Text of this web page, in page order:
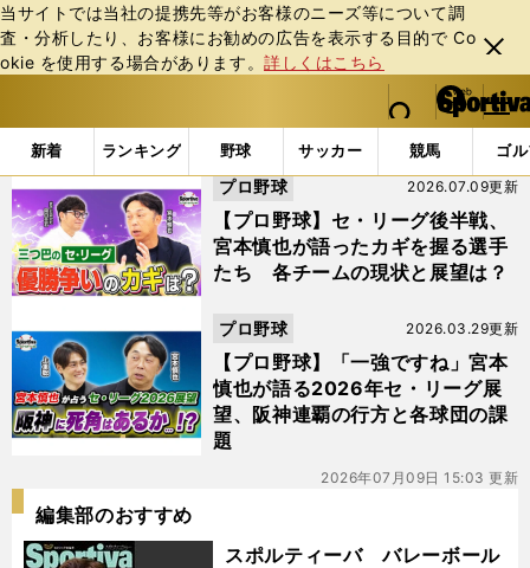
当サイトでは当社の提携先等がお客様のニーズ等について調
査・分析したり、お客様にお勧めの広告を表⽰する⽬的で Co
okie を使⽤する場合があります。詳しくはこちら
閉じ
る
web Sportiva (webスポルティーバ)
検索
マイペ
ー
ジ
メニュ
新着 ランキング 野球 サッカー 競馬 ゴ
b
ス
ポ
ル
テ
ィ
ー
「#セ・リーグ展望」の最新ニュース・ 情報
【プロ野球】セ・リーグ後半戦、
宮本慎也が語ったカギを握る選手
たち 各チームの現状と展望は？
2026.07.09更新
プロ野球
【プロ野球】「一強ですね」宮本
慎也が語る2026年セ・リーグ展
望、阪神連覇の行方と各球団の課
題
2026.03.29更新
プロ野球
2026年07月09日 15:03 更新
編集部のおすすめ
スポルティーバ バレーボール